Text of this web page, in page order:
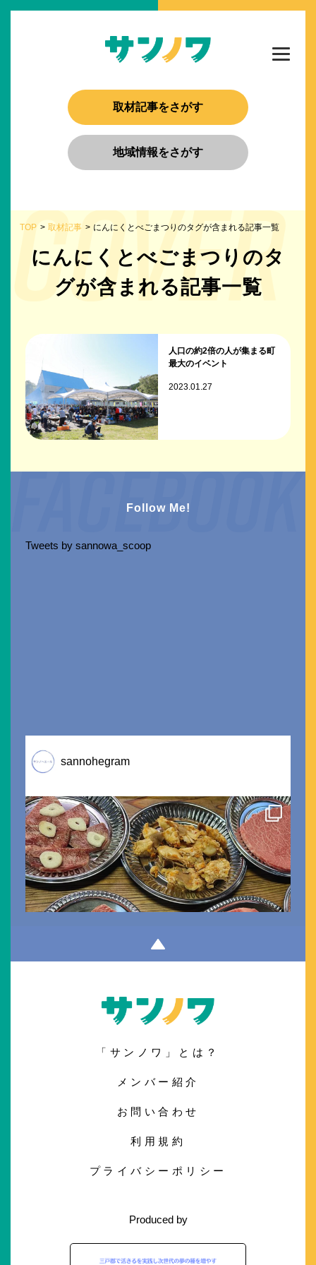
取材記事をさがす
地域情報をさがす
TOP 取材記事 にんにくとべごまつりのタグが含まれる記事一覧
にんにくとべごまつりのタ
グが含まれる記事一覧
人口の約2倍の人が集まる町
最大のイベント
2023.01.27
Follow Me!
Tweets by sannowa_scoop
sannohegram
「サンノワ」とは？
メンバー紹介
お問い合わせ
利用規約
プライバシーポリシー
Produced by